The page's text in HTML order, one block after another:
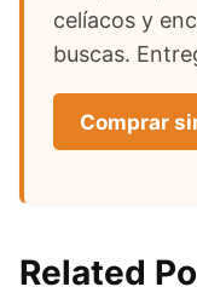
celíacos y
buscas.
Comprar
Related